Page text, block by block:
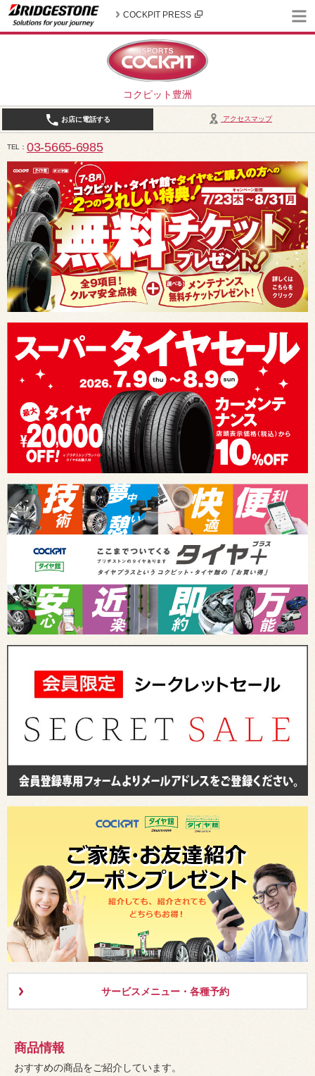
コクピット豊洲
COCKPIT PRESS
アクセスマップ
お店に電話する
TEL 03-5665-6985
10:30～19:00（作業受付18:00まで） / 定休日：2026年8月は、5日(水)、12日(水)、19日(水)、24
サービスメニュー・各種予約
商品情報
おすすめの商品をご紹介しています。